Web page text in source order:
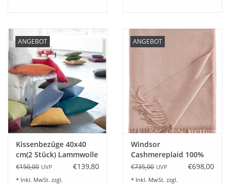
Tel.0049(0)7322-919376
Blog-Aktuelles
Marken
ANGEBOT
Kissenbezüge 40x40
cm(2 Stück) Lammwolle
24 Farben-40x40 cm
€150,00 UVP €139,80
* Inkl. MwSt. zzgl.
ANGEBOT
Windsor
Cashmereplaid 100%
Kaschmir Farbe puder
€735,00 UVP €698,00
* Inkl. MwSt. zzgl.